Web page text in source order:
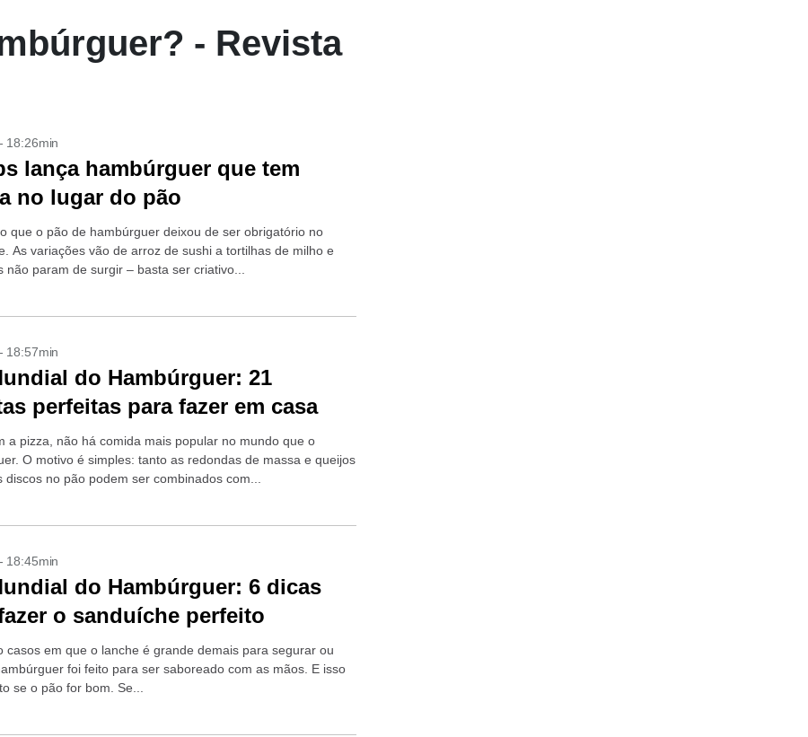
- Revista
18:26min
lança hambúrguer que tem
no lugar do pão
que o pão de hambúrguer deixou de ser obrigatório no
As variações vão de arroz de sushi a tortilhas de milho e
não param de surgir – basta ser criativo...
18:57min
do Hambúrguer: 21
perfeitas para fazer em casa
a pizza, não há comida mais popular no mundo que o
O motivo é simples: tanto as redondas de massa e queijos
discos no pão podem ser combinados com...
18:45min
do Hambúrguer: 6 dicas
o sanduíche perfeito
casos em que o lanche é grande demais para segurar ou
foi feito para ser saboreado com as mãos. E isso
se o pão for bom. Se...